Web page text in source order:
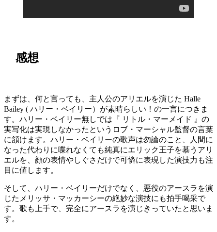
感想
まずは、何と言っても、主人公のアリエルを演じた Halle
Bailey ( ハリー・ベイリー）が素晴らしい！の一言につきま
す。ハリー・ベイリー無しでは『 リトル・マーメイド 』の
実写化は実現しなかったというロブ・マーシャル監督の言葉
に頷けます。ハリー・ベイリーの歌声は勿論のこと、人間に
なった代わりに喋れなくても純真にエリック王子を慕うアリ
エルを、顔の表情やしぐさだけで可憐に表現した演技力も注
目に値します。
そして、ハリー・ベイリーだけでなく、悪役のアースラを演
じたメリッサ・マッカーシーの絶妙な演技にも拍手喝采で
す。歌も上手で、完全にアースラを演じきっていたと思いま
す。